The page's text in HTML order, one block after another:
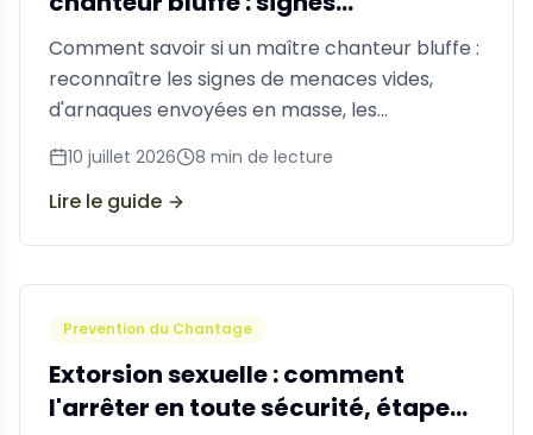
d'avertissement
Comment savoir si un maître chanteur bluffe :
reconnaître les signes de menaces vides,
d'arnaques envoyées en masse, les
techniques de vérification et quoi faire dans
tous les cas.
10 juillet 2026 8 min de lecture
Lire le guide
Prevention du Chantage
Extorsion sexuelle : comment
l'arrêter en toute sécurité, étape